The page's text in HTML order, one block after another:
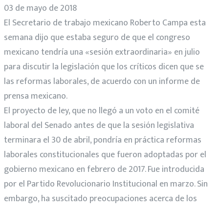
03 de mayo de 2018
El Secretario de trabajo mexicano Roberto Campa esta
semana dijo que estaba seguro de que el congreso
mexicano tendría una «sesión extraordinaria» en julio
para discutir la legislación que los críticos dicen que se
las reformas laborales, de acuerdo con un informe de
prensa mexicano.
El proyecto de ley, que no llegó a un voto en el comité
laboral del Senado antes de que la sesión legislativa
terminara el 30 de abril, pondría en práctica reformas
laborales constitucionales que fueron adoptadas por el
gobierno mexicano en febrero de 2017. Fue introducida
por el Partido Revolucionario Institucional en marzo. Sin
embargo, ha suscitado preocupaciones acerca de los